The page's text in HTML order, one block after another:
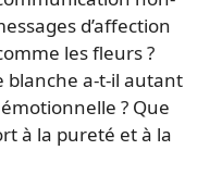
d’affection
les fleurs ?
blanche a-t-il autant
? Que
à la pureté et à la